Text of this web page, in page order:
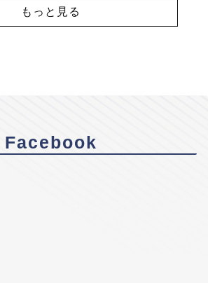
もっと見る
Facebook